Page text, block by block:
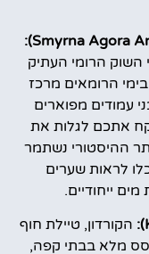
השוק הרומי העתיק
הרומאים מרכז
עמודים מפוארים
אתכם לגלות את
ההיסטורי נשתמר
לראות שערים
ייחודיים.
הקורדון, טיילת חוף
מלא בבתי קפה,